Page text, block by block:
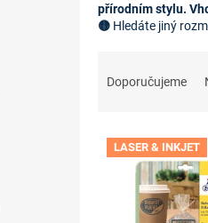
přírodním stylu.
🟡 Hledáte jiný
Doporučujeme
V LASER & INKJET